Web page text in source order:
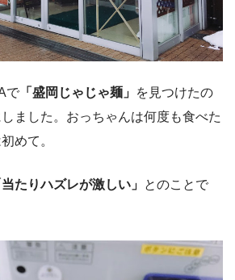
で 「盛岡じゃじゃ麺」 を見つけたの
ました。おっちゃんは何度も食べた
めて。
当たりハズレが激しい」 とのことで